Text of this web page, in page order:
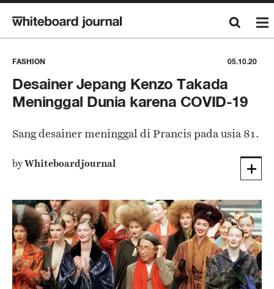
FASHION 05.10.20
Desainer Jepang Kenzo Takada
Meninggal Dunia karena COVID-19
Sang desainer meninggal di Prancis pada usia 81.
byWhiteboardjournal